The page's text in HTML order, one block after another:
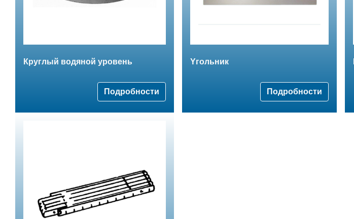
Круглый водяной уровень
Подробности
Yгольник
Подробности